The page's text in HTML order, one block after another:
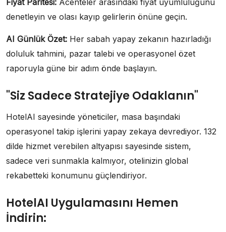
Fiyat Paritesi: Acenteler arasındaki fiyat uyumluluğunu
denetleyin ve olası kayıp gelirlerin önüne geçin.
AI Günlük Özet: Her sabah yapay zekanın hazırladığı
doluluk tahmini, pazar talebi ve operasyonel özet
raporuyla güne bir adım önde başlayın.
"Siz Sadece Stratejiye Odaklanın"
HotelAI sayesinde yöneticiler, masa başındaki
operasyonel takip işlerini yapay zekaya devrediyor. 132
dilde hizmet verebilen altyapısı sayesinde sistem,
sadece veri sunmakla kalmıyor, otelinizin global
rekabetteki konumunu güçlendiriyor.
HotelAI Uygulamasını Hemen
İndirin: